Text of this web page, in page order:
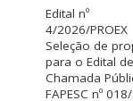
Edital nº
4/2026/PROEX
Seleção de
para o Edital de
Chamada
FAPESC nº